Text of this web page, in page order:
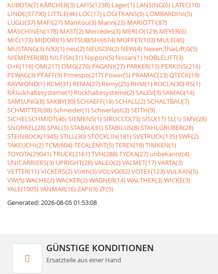
KUBOTA(7) KÃRCHER(3) LAFIS(1238) Lager(1) LANSING(6) LATEC(10)
LINDE(97790) LITTLE(46) LOC(17) LOGITRANS(5) LOMBARDINI(5)
LUGLI(37) MAFI(27) Manitou(3) Mann(23) MARIOTTI(87)
MASCHINEN(178) MAST(2) Mercedes(3) MERLO(129) MEYER(6)
MIC(173) MIDORI(1) MITSUBISHI(674) MOFFET(103) MULE(46)
MUSTANG(3) N92(1) neu(2) NEUSON(2) NEW(4) Nexen,ThaiLift,G(5)
NIEMEYER(80) NILFISK(31) Nippon(5) Nissan(1) NOBLELIFT(3)
O+K(116)OM(217)OMG(276) PAGANI(27) PARKER(13) PERKINS(216)
PEWAG(3) PFAFF(9) Pimespo(217) Power(5) PRAMAC(23)QTECK(19)
RAYMOND(1) RCM(31) REMA(27) Remy(25) RHM(1) ROCLA(30) RS(1)
RÃ¼ckhaltesysteme(1) Rückhaltesysteme(2)SALEV(3)SAMAG(14)
SAMSUNG(8)SAXBY(30)SCHAEFF(18)SCHALL(2)SCHALTBAU(7)
SCHMITTER(88)Schneider(1)Schwerlast(2)SEITH(9)
SICHELSCHMIDT(46)SIEMENS(1)SIROCCO(73)SISU(17)SL(1)SMV(28)
SNORKEL(28)SPAL(3)STABAU(31)STABILUS(8)STAHLGRUBER(28)
STEINBOCK(1945)STILL(30)STÖCKLIN(181)SVETRUCK(135)SWF(2)
TAKEUCHI(2)TCM(604)TECALEMIT(5)TEREX(18)TIMKEN(1)
TOYOTA(29041)TRUCK(2161)TVH(288)TYCKA(27) unbekannt(4)
UNICARRIERS(3) UPRIGHT(28)VALEO(2)VALMET(17)VARTA(3)
VETTER(11)VICKERS(2)Voith(3)VOLVO(82)VOTEX(123)VULKAN(5)
VW(5)WACHE(2)WACKER(2)WAGNER(14)WALTHER(3)WICKE(3)
YALE(1005)YANMAR(16)ZAPI(9)ZF(9)
Generated: 2026-08-05 01:53:08
GÜNSTIGE KONDITIONEN
Ersatzteile aus einer Hand